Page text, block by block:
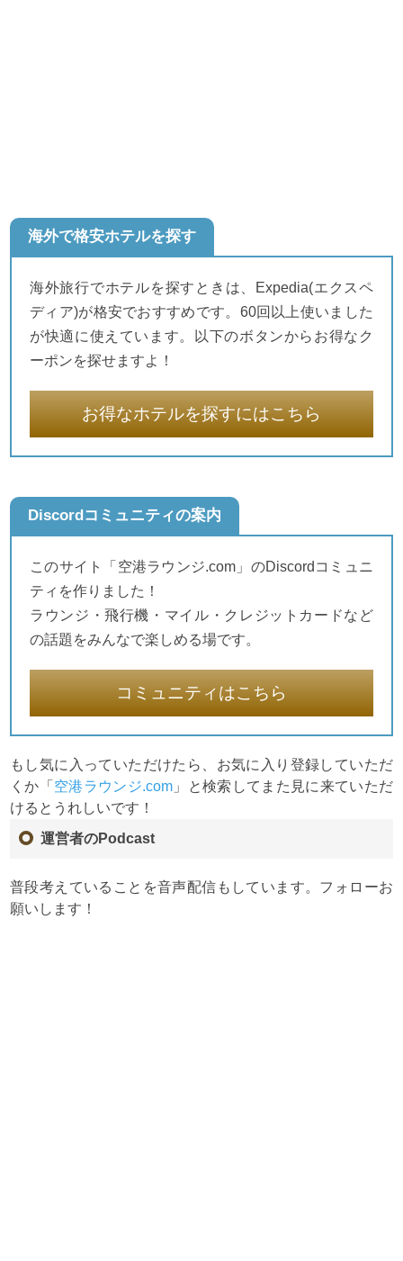
海外で格安ホテルを探す
海外旅行でホテルを探すときは、Expedia(エクスペ
ディア)が格安でおすすめです。60回以上使いました
が快適に使えています。以下のボタンからお得なク
ーポンを探せますよ！
お得なホテルを探すにはこちら
Discordコミュニティの案内
このサイト「空港ラウンジ.com」のDiscordコミュニ
ティを作りました！
ラウンジ・飛行機・マイル・クレジットカードなど
の話題をみんなで楽しめる場です。
コミュニティはこちら
もし気に入っていただけたら、お気に入り登録していただ
くか「 空港ラウンジ.com 」と検索してまた見に来ていただ
けるとうれしいです！
運営者のPodcast
普段考えていることを音声配信もしています。フォローお
願いします！